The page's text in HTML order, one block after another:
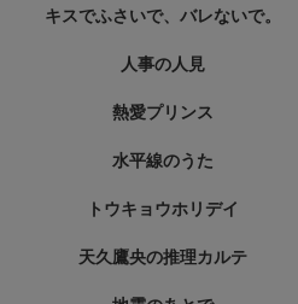
キスでふさいで、バレないで。
人事の人見
熱愛プリンス
水平線のうた
トウキョウホリデイ
天久鷹央の推理カルテ